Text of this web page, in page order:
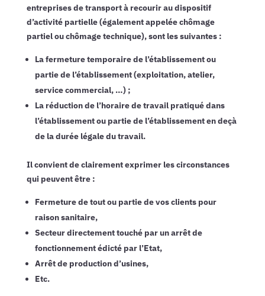
entreprises de transport à recourir au dispositif
d’activité partielle (également appelée chômage
partiel ou chômage technique), sont les suivantes :
La fermeture temporaire de l’établissement ou
partie de l’établissement (exploitation, atelier,
service commercial, …) ;
La réduction de l’horaire de travail pratiqué dans
l’établissement ou partie de l’établissement en deçà
de la durée légale du travail.
Il convient de clairement exprimer les circonstances
qui peuvent être :
Fermeture de tout ou partie de vos clients pour
raison sanitaire,
Secteur directement touché par un arrêt de
fonctionnement édicté par l’Etat,
Arrêt de production d’usines,
Etc.